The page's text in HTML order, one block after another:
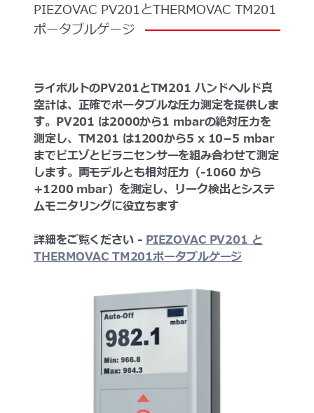
PIEZOVAC PV201とTHERMOVAC TM201
ポータブルゲージ
ライボルトのPV201とTM201 ハンドヘルド真
空計は、正確でポータブルな圧力測定を提供しま
す。PV201 は2000から1 mbarの絶対圧力を
測定し、TM201 は1200から5 x 10−5 mbar
までピエゾとピラニセンサーを組み合わせて測定
します。両モデルとも相対圧力（-1060 から
+1200 mbar）を測定し、リーク検出とシステ
ムモニタリングに役立ちます
詳細をご覧ください -PIEZOVAC PV201 と
THERMOVAC TM201ポータブルゲージ